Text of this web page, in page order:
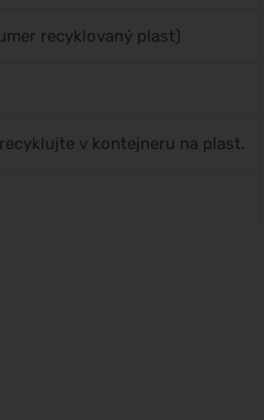
recyklovaný plast)
v kontejneru na plast.